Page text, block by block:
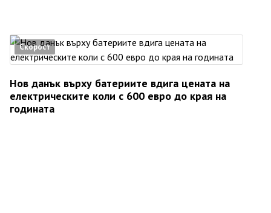
Скорост
Нов данък върху батериите вдига цената на
електрическите коли с 600 евро до края на
годината